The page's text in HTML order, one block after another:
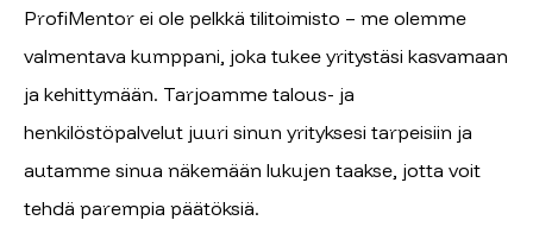
ProfiMentor ei ole pelkkä tilitoimisto – me olemme
valmentava kumppani, joka tukee yritystäsi kasvamaan
ja kehittymään. Tarjoamme talous- ja
henkilöstöpalvelut juuri sinun yrityksesi tarpeisiin ja
autamme sinua näkemään lukujen taakse, jotta voit
tehdä parempia päätöksiä.